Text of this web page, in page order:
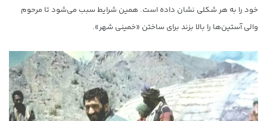
خود را به هر شکلی نشان داده است. همین شرایط سبب می‌شود تا مرحوم
والی آستین‌ها را بالا بزند برای ساختن «خمینی شهر».